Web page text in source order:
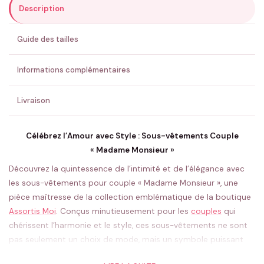
ENVOYER MA DEMANDE ✨
💚 Retour sous 24-48h🇫🇷 Flocage en France✅ Validation avant fabrication
Description
Guide des tailles
Informations complémentaires
Livraison
Célébrez l’Amour avec Style : Sous-vêtements Couple
« Madame Monsieur »
Découvrez la quintessence de l’intimité et de l’élégance avec
les sous-vêtements pour couple « Madame Monsieur », une
pièce maîtresse de la collection emblématique de la boutique
Assortis Moi. Conçus minutieusement pour les couples qui
chérissent l’harmonie et le style, ces sous-vêtements ne sont
pas seulement un choix de mode, mais un symbole puissant